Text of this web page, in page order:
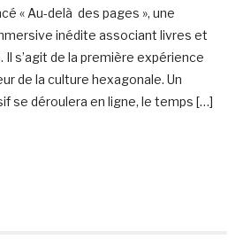
« Au-delà des pages », une
inédite associant livres et
s’agit de la première expérience
de la culture hexagonale. Un
se déroulera en ligne, le temps […]